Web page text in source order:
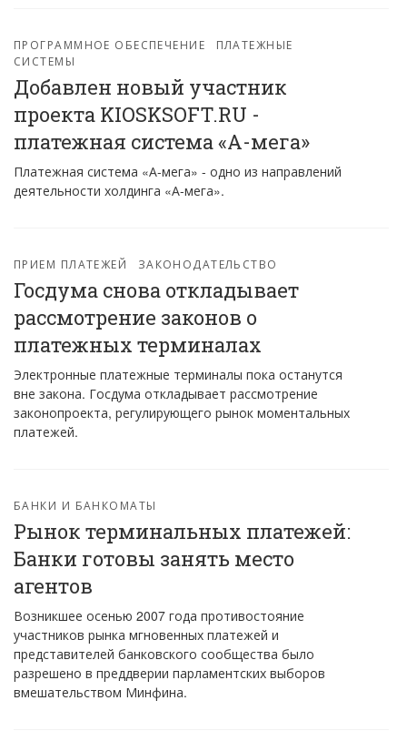
ПРОГРАММНОЕ ОБЕСПЕЧЕНИЕ
ПЛАТЕЖНЫЕ
СИСТЕМЫ
Добавлен новый участник
проекта KIOSKSOFT.RU -
платежная система «А-мега»
Платежная система «А-мега» - одно из направлений
деятельности холдинга «А-мега».
ПРИЕМ ПЛАТЕЖЕЙ ЗАКОНОДАТЕЛЬСТВО
Госдума снова откладывает
рассмотрение законов о
платежных терминалах
Электронные платежные терминалы пока останутся
вне закона. Госдума откладывает рассмотрение
законопроекта, регулирующего рынок моментальных
платежей.
БАНКИ И БАНКОМАТЫ
Рынок терминальных платежей:
Банки готовы занять место
агентов
Возникшее осенью 2007 года противостояние
участников рынка мгновенных платежей и
представителей банковского сообщества было
разрешено в преддверии парламентских выборов
вмешательством Минфина.